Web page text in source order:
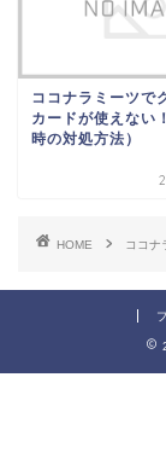
ココナラミーツで
カードが使えない
時の対処方法）
HOME ココナ